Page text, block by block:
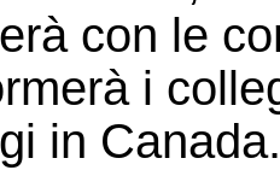
con le
i
in Canada.